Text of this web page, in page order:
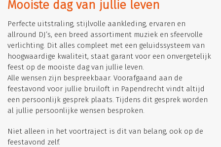
Mooiste dag van jullie leven
Perfecte uitstraling, stijlvolle aankleding, ervaren en
allround DJ’s, een breed assortiment muziek en sfeervolle
verlichting. Dit alles compleet met een geluidssysteem van
hoogwaardige kwaliteit, staat garant voor een onvergetelijk
feest op de mooiste dag van jullie leven.
Alle wensen zijn bespreekbaar. Voorafgaand aan de
feestavond voor jullie bruiloft in Papendrecht vindt altijd
een persoonlijk gesprek plaats. Tijdens dit gesprek worden
al jullie persoonlijke wensen besproken.
Niet alleen in het voortraject is dit van belang, ook op de
feestavond zelf.